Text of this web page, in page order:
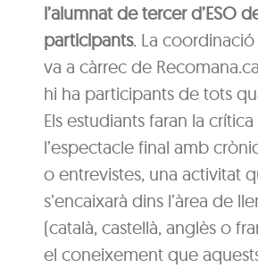
l’alumnat de tercer d’ESO
participants. La coordinació
va a càrrec de
hi ha participants de tots
Els estudiants faran la
l’espectacle final amb
o entrevistes, una activitat
s’encaixarà dins l’àrea de
(català, castellà, anglès o
el coneixement que